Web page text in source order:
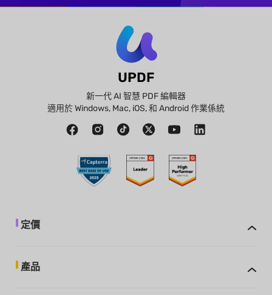
UPDF
新一代 AI 智慧 PDF 編輯器
適用於 Windows, Mac, iOS, 和 Android 作業係統
定價
產品